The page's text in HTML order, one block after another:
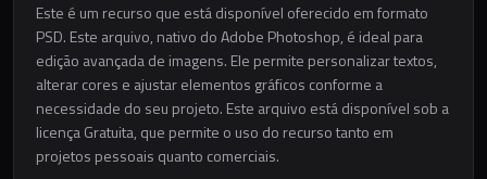
Este é um recurso que está disponível oferecido em formato
PSD. Este arquivo, nativo do Adobe Photoshop, é ideal para
edição avançada de imagens. Ele permite personalizar textos,
alterar cores e ajustar elementos gráficos conforme a
necessidade do seu projeto. Este arquivo está disponível sob a
licença Gratuita, que permite o uso do recurso tanto em
projetos pessoais quanto comerciais.